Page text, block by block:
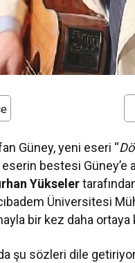
Güney, yeni eseri “
eserin bestesi
Yükseler
Üniversitesi
bir kez daha ortaya
şu sözleri dile